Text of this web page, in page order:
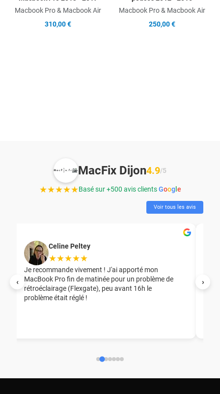
Macbook Pro & Macbook Air
310,00 €
Macbook Pro & Macbook Air
250,00 €
‹ ›
MacFix Dijon4.9/5
★★★★★Basé sur +500 avis clientsGoog e
Voir tous les avis
Celine Peltey
★★★★★
Je recommande vivement ! J'ai apporté mon
MacBook Pro fin de matinée pour un problème de
rétroéclairage (Flexgate), peu avant 16h le
problème était réglé !